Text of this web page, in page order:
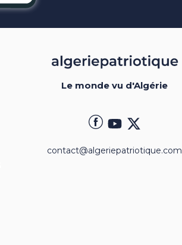
Le monde vu d'Algérie
contact@algeriepatriotique.com